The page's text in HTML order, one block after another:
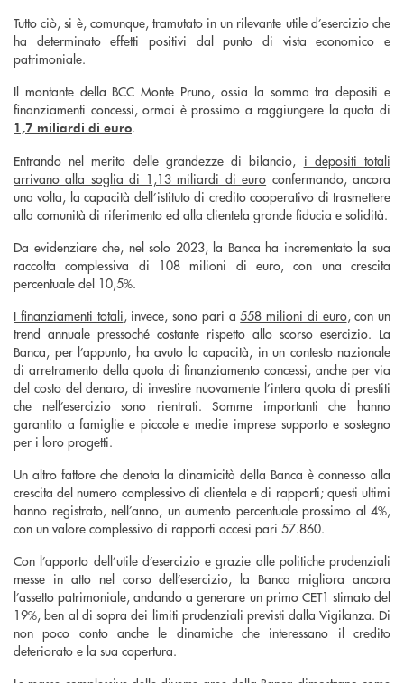
Tutto ciò, si è, comunque, tramutato in un rilevante utile d’esercizio che
ha determinato effetti positivi dal punto di vista economico e
patrimoniale.
Il montante della BCC Monte Pruno, ossia la somma tra depositi e
finanziamenti concessi, ormai è prossimo a raggiungere la quota di
1,7 miliardi di euro.
Entrando nel merito delle grandezze di bilancio, i depositi totali
arrivano alla soglia di 1,13 miliardi di euro confermando, ancora
una volta, la capacità dell’istituto di credito cooperativo di trasmettere
alla comunità di riferimento ed alla clientela grande fiducia e solidità.
Da evidenziare che, nel solo 2023, la Banca ha incrementato la sua
raccolta complessiva di 108 milioni di euro, con una crescita
percentuale del 10,5%.
I finanziamenti totali, invece, sono pari a558 milioni di euro, con un
trend annuale pressoché costante rispetto allo scorso esercizio. La
Banca, per l’appunto, ha avuto la capacità, in un contesto nazionale
di arretramento della quota di finanziamento concessi, anche per via
del costo del denaro, di investire nuovamente l’intera quota di prestiti
che nell’esercizio sono rientrati. Somme importanti che hanno
garantito a famiglie e piccole e medie imprese supporto e sostegno
per i loro progetti.
Un altro fattore che denota la dinamicità della Banca è connesso alla
crescita del numero complessivo di clientela e di rapporti; questi ultimi
hanno registrato, nell’anno, un aumento percentuale prossimo al 4%,
con un valore complessivo di rapporti accesi pari 57.860.
Con l’apporto dell’utile d’esercizio e grazie alle politiche prudenziali
messe in atto nel corso dell’esercizio, la Banca migliora ancora
l’assetto patrimoniale, andando a generare un primo CET1 stimato del
19%, ben al di sopra dei limiti prudenziali previsti dalla Vigilanza. Di
non poco conto anche le dinamiche che interessano il credito
deteriorato e la sua copertura.